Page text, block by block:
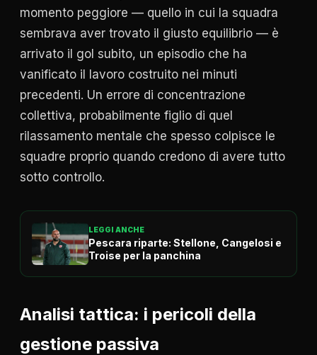
momento peggiore — quello in cui la squadra
sembrava aver trovato il giusto equilibrio — è
arrivato il gol subito, un episodio che ha
vanificato il lavoro costruito nei minuti
precedenti. Un errore di concentrazione
collettiva, probabilmente figlio di quel
rilassamento mentale che spesso colpisce le
squadre proprio quando credono di avere tutto
sotto controllo.
LEGGI ANCHE
Pescara riparte: Stellone, Cangelosi e
Troise per la panchina
Analisi tattica: i pericoli della
gestione passiva